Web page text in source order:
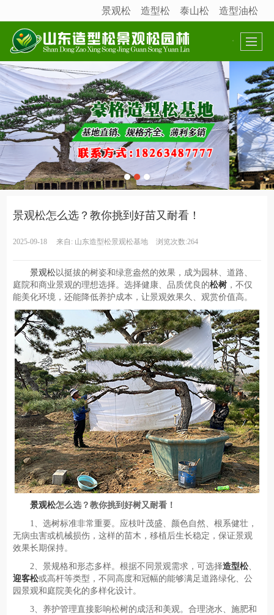
很遗憾，因您的浏览器版本过低导致无法获得最佳浏览体验，推荐下载安装谷歌浏览器！
景观松 造型松 泰山松 造型油松
景观松怎么选？教你挑到好苗又耐看！
2025-09-18 来自: 山东造型松景观松基地 浏览次数:264
景观松以挺拔的树姿和绿意盎然的效果，成为园林、道路、
庭院和商业景观的理想选择。选择健康、品质优良的松树 ，不仅
能美化环境，还能降低养护成本，让景观效果久、观赏价值高。
景观松怎么选？教你挑到好树又耐看！
1、选树标准非常重要。应枝叶茂盛、颜色自然、根系健壮，
无病虫害或机械损伤，这样的苗木，移植后生长稳定，保证景观
效果长期保持。
2、景规格和形态多样。根据不同景观需求，可选择造型松、
迎客松或高杆等类型，不同高度和冠幅的能够满足道路绿化、公
园景观和庭院美化的多样化设计。
3、养护管理直接影响松树的成活和美观。合理浇水、施肥和